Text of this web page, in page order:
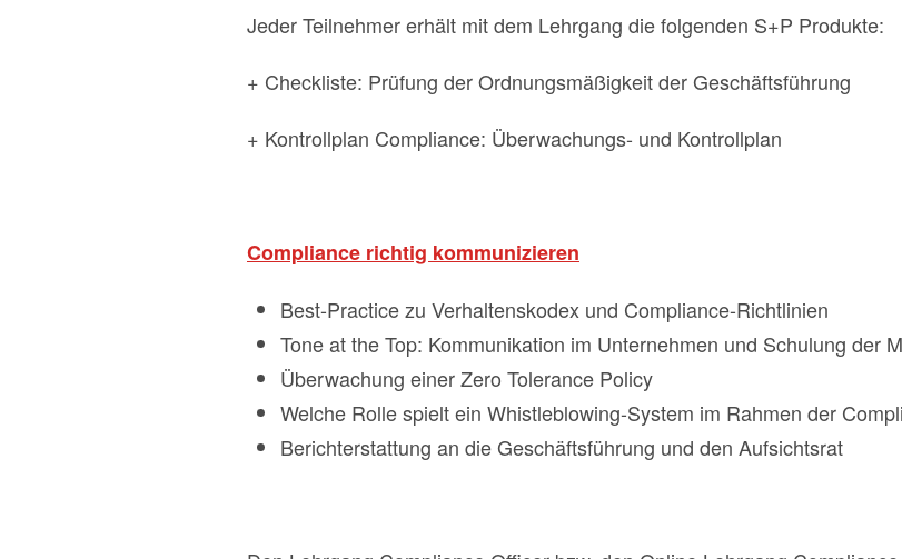
Jeder Teilnehmer erhält mit dem Lehrgang die folgenden S+P Produkte:
+ Checkliste: Prüfung der Ordnungsmäßigkeit der Geschäftsführung
+ Kontrollplan Compliance: Überwachungs- und Kontrollplan
Compliance richtig kommunizieren
Best-Practice zu Verhaltenskodex und Compliance-Richtlinien
Tone at the Top: Kommunikation im Unternehmen und Schulung der
Überwachung einer Zero Tolerance Policy
Welche Rolle spielt ein Whistleblowing-System im Rahmen der
Berichterstattung an die Geschäftsführung und den Aufsichtsrat